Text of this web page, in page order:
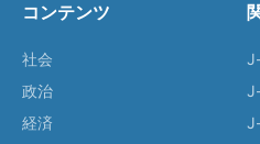
コンテンツ
社会
政治
経済